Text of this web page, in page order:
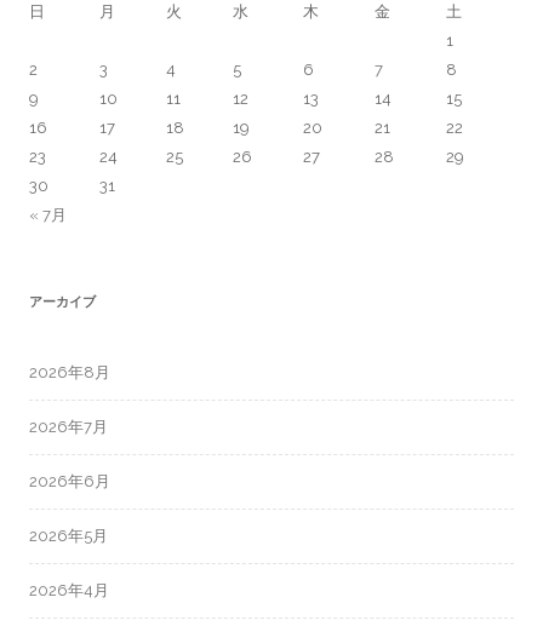
日 月 火 水 木 金 土
« 7月
1
2
3 4 5 6 7
8
9
10 11 12 13 14
15
16
17 18 19 20 21
22
23
24 25 26 27 28
29
30
31
アーカイブ
2026年8月
2026年7月
2026年6月
2026年5月
2026年4月